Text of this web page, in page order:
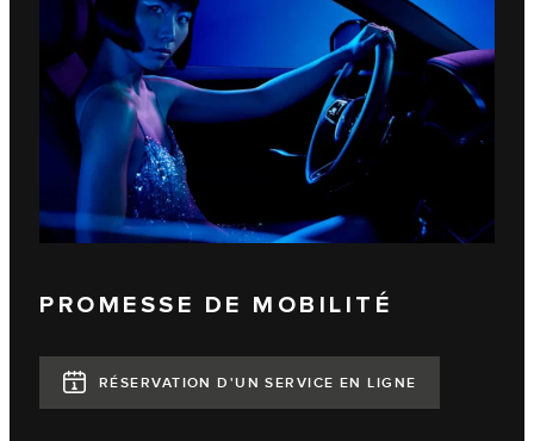
PROMESSE DE MOBILITÉ
RÉSERVATION D'UN SERVICE EN LIGNE